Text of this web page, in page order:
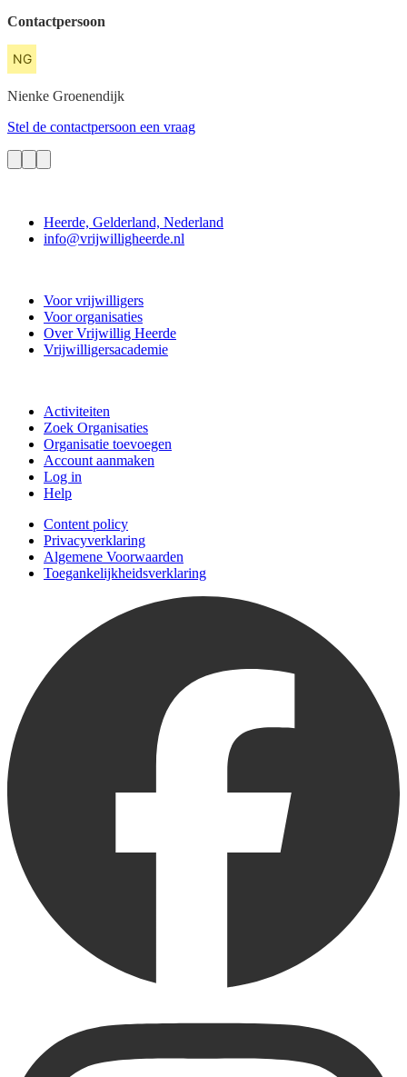
Contactpersoon
Nienke Groenendijk
Stel de contactpersoon een vraag
Heerde, Gelderland, Nederland
info@vrijwilligheerde.nl
Voor vrijwilligers
Voor organisaties
Over Vrijwillig Heerde
Vrijwilligersacademie
Activiteiten
Zoek Organisaties
Organisatie toevoegen
Account aanmaken
Log in
Help
Content policy
Privacyverklaring
Algemene Voorwaarden
Toegankelijkheidsverklaring